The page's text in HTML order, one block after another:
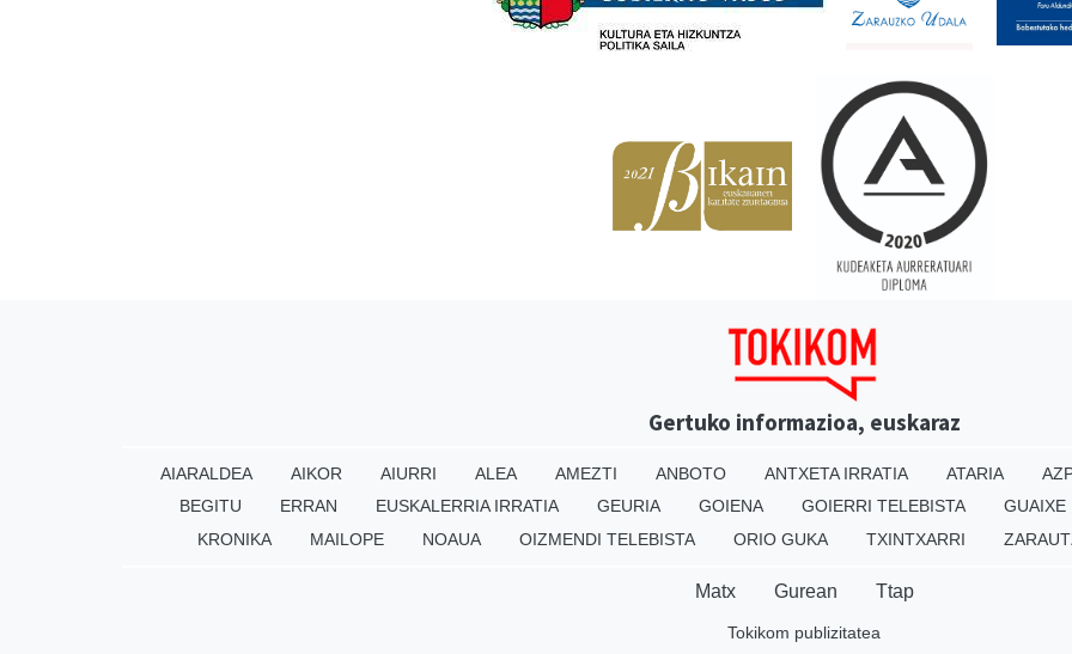
Gertuko informazioa, euskaraz
AIARALDEA AIKOR AIURRI ALEA AMEZTI ANBOTO ANTXETA IRRATIA ATARIA
BEGITU
ERRAN EUSKALERRIA IRRATIA GEURIA GOIENA GOIERRI TELEBISTA
GUAIXE
KRONIKA
MAILOPE NOAUA OIZMENDI TELEBISTA ORIO GUKA TXINTXARRI
Matx Gurean Ttap
Tokikom publizitatea